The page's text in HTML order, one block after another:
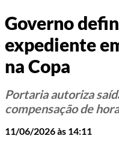
Governo
expediente
na Copa
Portaria autoriza
compensação de
11/06/2026 às 14:11